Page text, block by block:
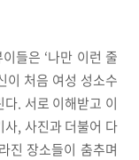
들은 ‘나만 이런 줄
이 처음 여성 성소수
. 서로 이해받고 이
, 사진과 더불어 다
진 장소들이 춤추며